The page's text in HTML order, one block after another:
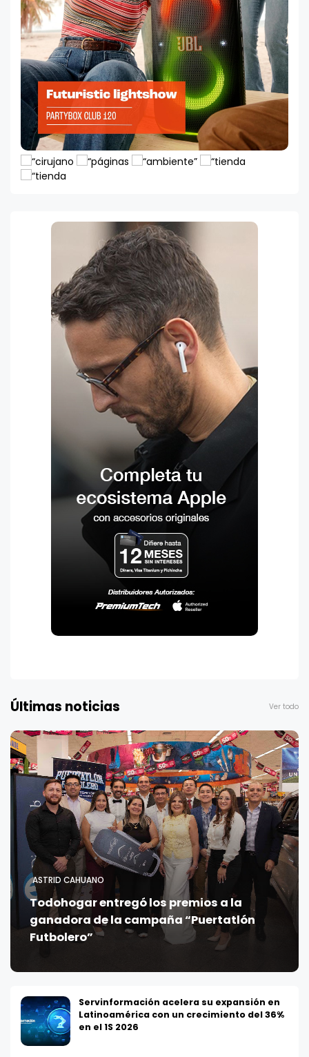
Últimas noticias Ver todo
ASTRID CAHUANO
Todohogar entregó los premios a la
ganadora de la campaña “Puertatlón
Futbolero”
Servinformación acelera su expansión en
Latinoamérica con un crecimiento del 36%
en el 1S 2026